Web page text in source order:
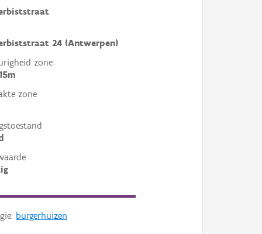
24 (Antwerpen)
zone
zone
burgerhuizen